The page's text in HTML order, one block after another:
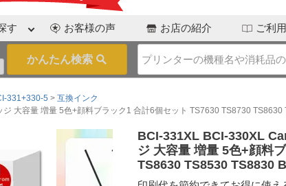
す お客様の声 お店の紹介 ご利
331+330-5
互換インク
大容量 増量 5色+顔料ブラック1 合計6個セット TS7630 TS8730
BCI-331XL BCI-330XL
ジ 大容量 増量 5色+顔料
TS8630 TS8530 TS8830